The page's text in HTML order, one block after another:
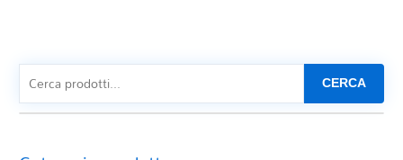
CERCA